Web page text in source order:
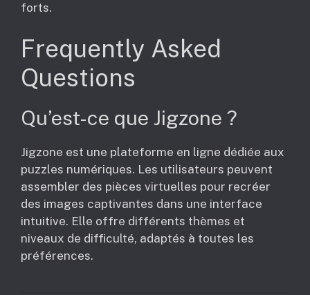
forts.
Frequently Asked
Questions
Qu’est-ce que Jigzone ?
Jigzone est une plateforme en ligne dédiée aux
puzzles numériques. Les utilisateurs peuvent
assembler des pièces virtuelles pour recréer
des images captivantes dans une interface
intuitive. Elle offre différents thèmes et
niveaux de difficulté, adaptés à toutes les
préférences.